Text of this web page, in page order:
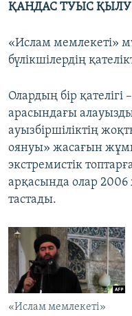
ҚАНДАС ТУЫС ҚЫЛУ
«Ислам мемлекеті»
бүлікшілердің
Олардың бір
арасындағы
ауызбіршіліктің
оянуы» жасағын
экстремистік
арқасында олар
тастады.
«Ислам мемлекеті»